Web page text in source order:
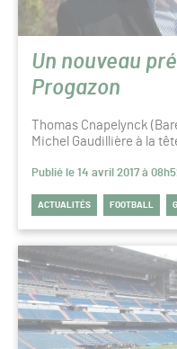
Un nouveau
Progazon
Thomas Cnapelynck
Michel Gaudillière à la
Publié le 14 avril 2017 à
ACTUALITÉS FOOTBALL